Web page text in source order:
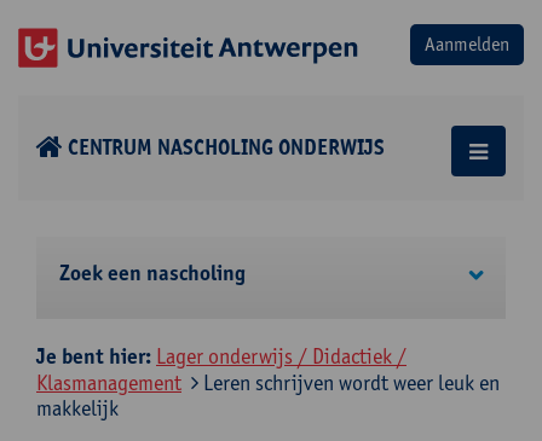
CENTRUM NASCHOLING ONDERWIJS
Zoek een nascholing
Je bent hier: Lager onderwijs / Didactiek /
Klasmanagement
Leren schrijven wordt weer leuk en
makkelijk